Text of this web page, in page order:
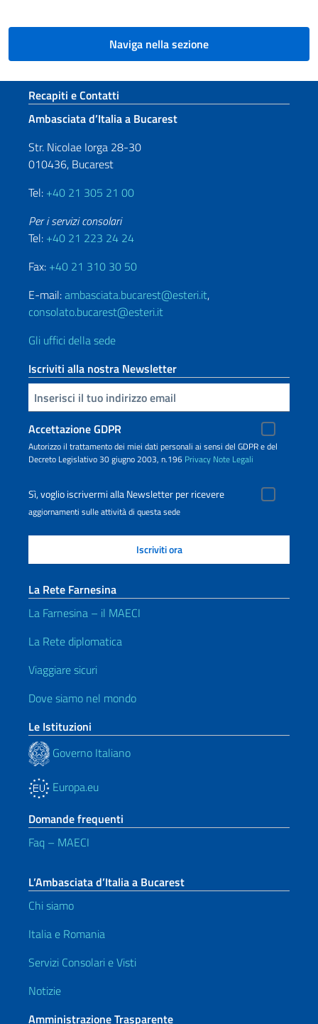
Naviga nella sezione
Sezione footer
Recapiti e Contatti
Ambasciata d’Italia a Bucarest
Str. Nicolae Iorga 28-30
010436, Bucarest
Tel: +40 21 305 21 00
Per i servizi consolari
Tel: +40 21 223 24 24
Fax: +40 21 310 30 50
E-mail:ambasciata.bucarest@esteri.it,
consolato.bucarest@esteri.it
Gli uffici della sede
Iscriviti alla nostra Newsletter
Inserisci la tua email
Accettazione GDPR
Autorizzo il trattamento dei miei dati personali ai sensi del GDPR e del
Decreto Legislativo 30 giugno 2003, n.196 Privacy Note Legali
Sì, voglio iscrivermi alla Newsletter per ricevere
aggiornamenti sulle attività di questa sede
La Rete Farnesina
La Farnesina – il MAECI
La Rete diplomatica
Viaggiare sicuri
Dove siamo nel mondo
Le Istituzioni
Governo Italiano
Europa.eu
Domande frequenti
Faq – MAECI
L’Ambasciata d’Italia a Bucarest
Chi siamo
Italia e Romania
Servizi Consolari e Visti
Notizie
Amministrazione Trasparente